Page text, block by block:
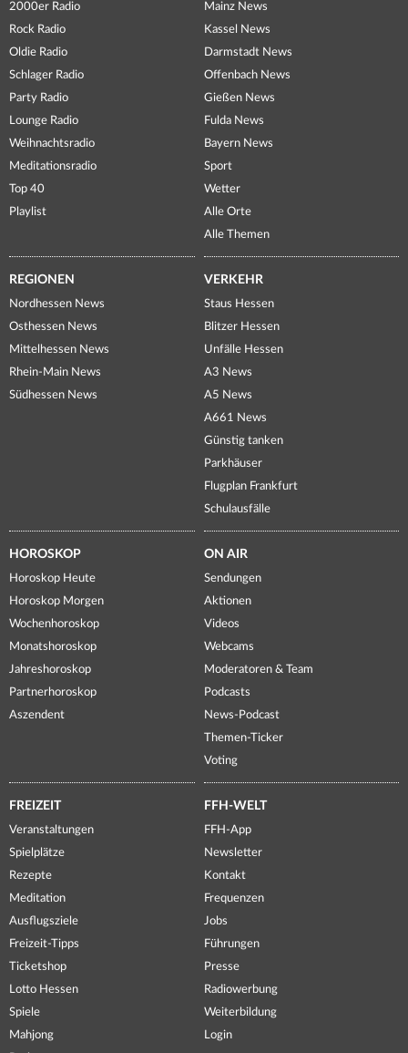
2000er Radio
Rock Radio
Oldie Radio
Schlager Radio
Party Radio
Lounge Radio
Weihnachtsradio
Meditationsradio
Top 40
Playlist
Mainz News
Kassel News
Darmstadt News
Offenbach News
Gießen News
Fulda News
Bayern News
Sport
Wetter
Alle Orte
Alle Themen
REGIONEN
Nordhessen News
Osthessen News
Mittelhessen News
Rhein-Main News
Südhessen News
VERKEHR
Staus Hessen
Blitzer Hessen
Unfälle Hessen
A3 News
A5 News
A661 News
Günstig tanken
Parkhäuser
Flugplan Frankfurt
Schulausfälle
HOROSKOP
Horoskop Heute
Horoskop Morgen
Wochenhoroskop
Monatshoroskop
Jahreshoroskop
Partnerhoroskop
Aszendent
ON AIR
Sendungen
Aktionen
Videos
Webcams
Moderatoren & Team
Podcasts
News-Podcast
Themen-Ticker
Voting
FREIZEIT
Veranstaltungen
Spielplätze
Rezepte
Meditation
Ausflugsziele
Freizeit-Tipps
Ticketshop
Lotto Hessen
Spiele
Mahjong
FFH-WELT
FFH-App
Newsletter
Kontakt
Frequenzen
Jobs
Führungen
Presse
Radiowerbung
Weiterbildung
Login